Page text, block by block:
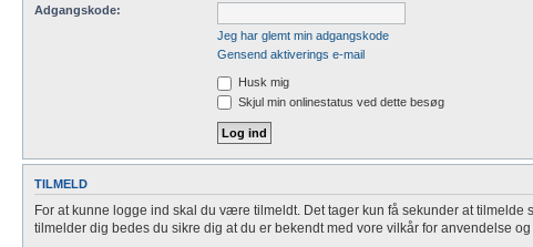
Adgangskode:
Jeg har glemt min adgangskode
Gensend aktiverings e-mail
Husk mig
Skjul min onlinestatus ved dette besøg
TILMELD
For at kunne logge ind skal du være tilmeldt. Det tager kun få sekunder at
tilmelder dig bedes du sikre dig at du er bekendt med vore vilkår for anvendelse